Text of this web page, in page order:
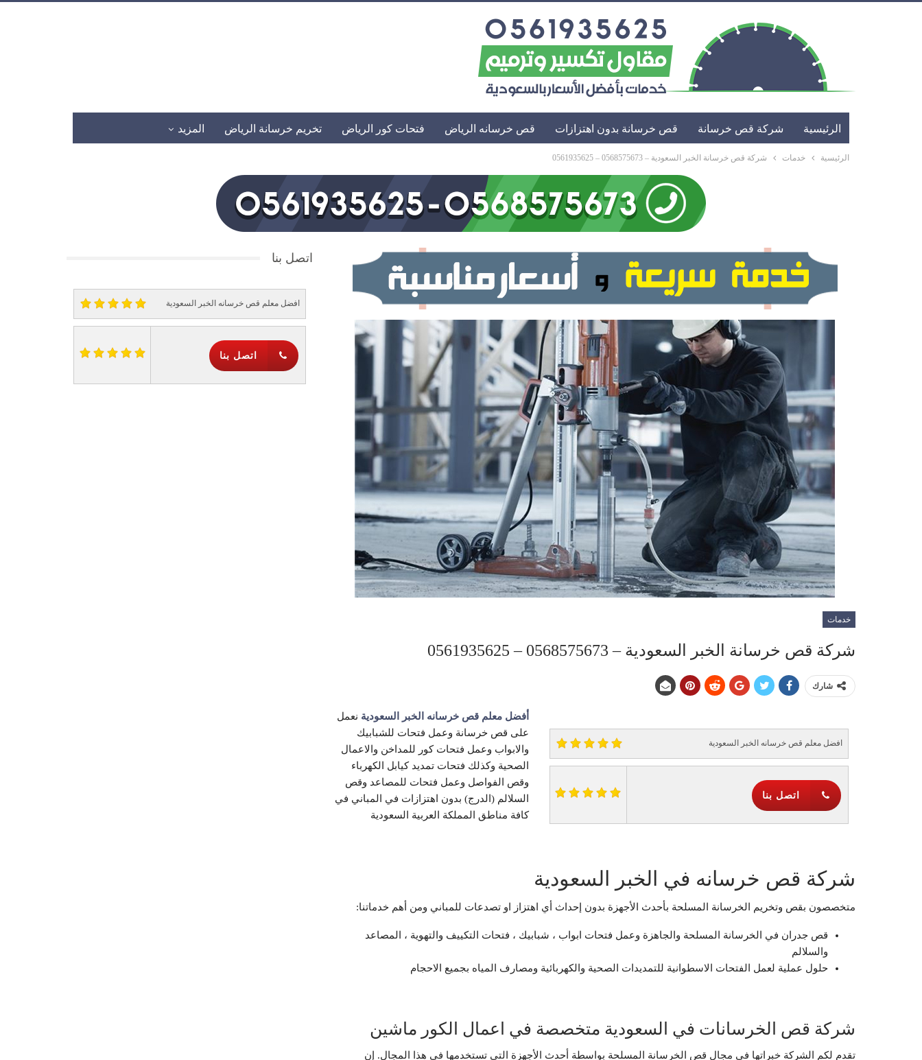
الرئيسية شركة قص خرسانة قص خرسانة بدون اهتزازات قص خرسانه الرياض فتحات كور الرياض تخريم خرسانة الرياض المزيد
الرئيسية خدمات شركة قص خرسانة الخبر السعودية – 0568575673 – 0561935625
خدمات
شركة قص خرسانة الخبر السعودية – 0568575673 – 0561935625
شارك
افضل معلم قص خرسانه الخبر السعودية
اتصل بنا
أفضل معلم قص خرسانه الخبر السعودية نعمل
على قص خرسانة وعمل فتحات للشبابيك
والابواب وعمل فتحات كور للمداخن والاعمال
الصحية وكذلك فتحات تمديد كيابل الكهرباء
وقص الفواصل وعمل فتحات للمصاعد وقص
السلالم (الدرج) بدون اهتزازات في المباني في
كافة مناطق المملكة العربية السعودية
شركة قص خرسانه في الخبر السعودية
متخصصون بقص وتخريم الخرسانة المسلحة بأحدث الأجهزة بدون إحداث أي اهتزاز او تصدعات للمباني ومن أهم خدماتنا:
قص جدران في الخرسانة المسلحة والجاهزة وعمل فتحات ابواب ، شبابيك ، فتحات التكييف والتهوية ، المصاعد
والسلالم
حلول عملية لعمل الفتحات الاسطوانية للتمديدات الصحية والكهربائية ومصارف المياه بجميع الاحجام
شركة قص الخرسانات في السعودية متخصصة في اعمال الكور ماشين
تقدم لكم الشركة خبراتها في مجال قص الخرسانة المسلحة بواسطة أحدث الأجهزة التي تستخدمها في هذا المجال. إن
اتصل بنا
افضل معلم قص خرسانه الخبر السعودية
اتصل بنا